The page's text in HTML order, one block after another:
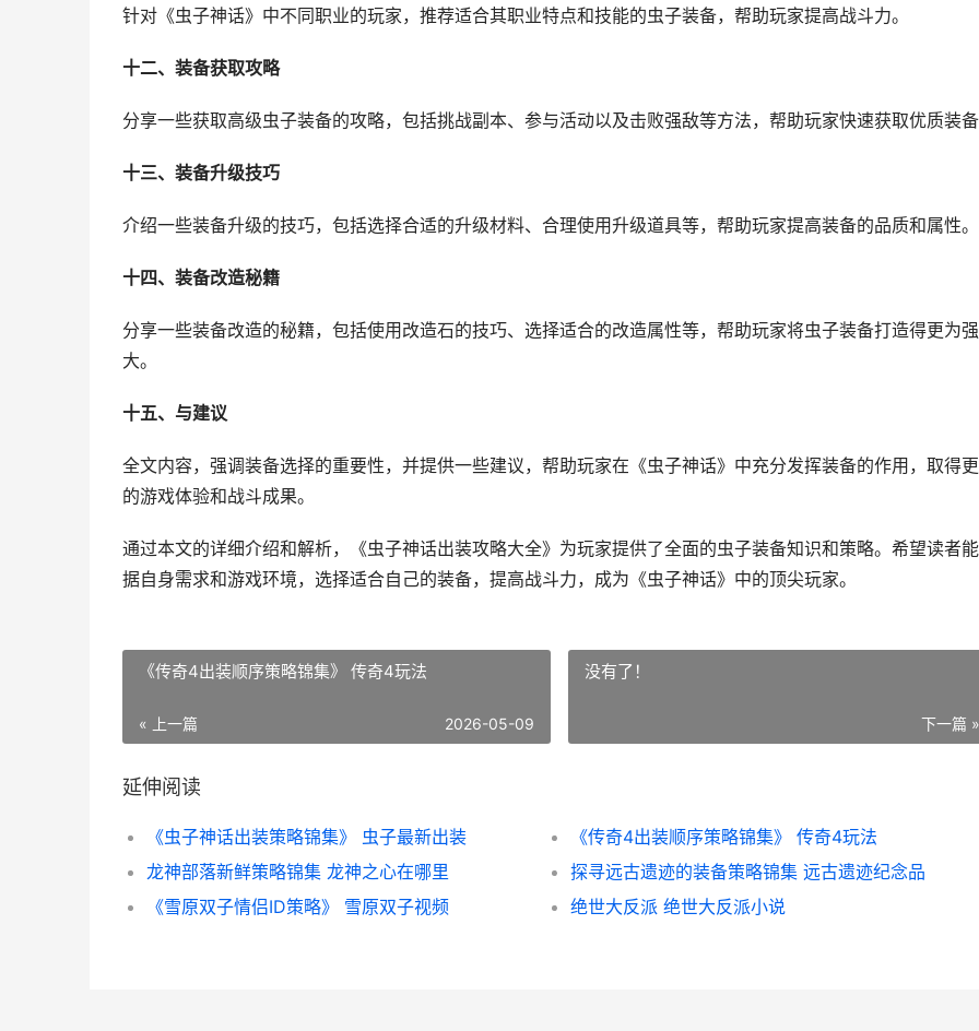
针对《虫子神话》中不同职业的玩家，推荐适合其职业特点和技能的虫子装备，帮助玩家提高战斗力。
十二、装备获取攻略
分享一些获取高级虫子装备的攻略，包括挑战副本、参与活动以及击败强敌等方法，帮助玩家快速获取优质装
十三、装备升级技巧
介绍一些装备升级的技巧，包括选择合适的升级材料、合理使用升级道具等，帮助玩家提高装备的品质和属性。
十四、装备改造秘籍
分享一些装备改造的秘籍，包括使用改造石的技巧、选择适合的改造属性等，帮助玩家将虫子装备打造得更为强
大。
十五、与建议
全文内容，强调装备选择的重要性，并提供一些建议，帮助玩家在《虫子神话》中充分发挥装备的作用，取得
的游戏体验和战斗成果。
通过本文的详细介绍和解析，《虫子神话出装攻略大全》为玩家提供了全面的虫子装备知识和策略。希望读者
据自身需求和游戏环境，选择适合自己的装备，提高战斗力，成为《虫子神话》中的顶尖玩家。
《传奇4出装顺序策略锦集》 传奇4玩法
« 上一篇 2026-05-09
没有了！
下一篇 »
延伸阅读
《虫子神话出装策略锦集》 虫子最新出装
《传奇4出装顺序策略锦集》 传奇4玩法
龙神部落新鲜策略锦集 龙神之心在哪里
探寻远古遗迹的装备策略锦集 远古遗迹纪念品
《雪原双子情侣ID策略》 雪原双子视频
绝世大反派 绝世大反派小说